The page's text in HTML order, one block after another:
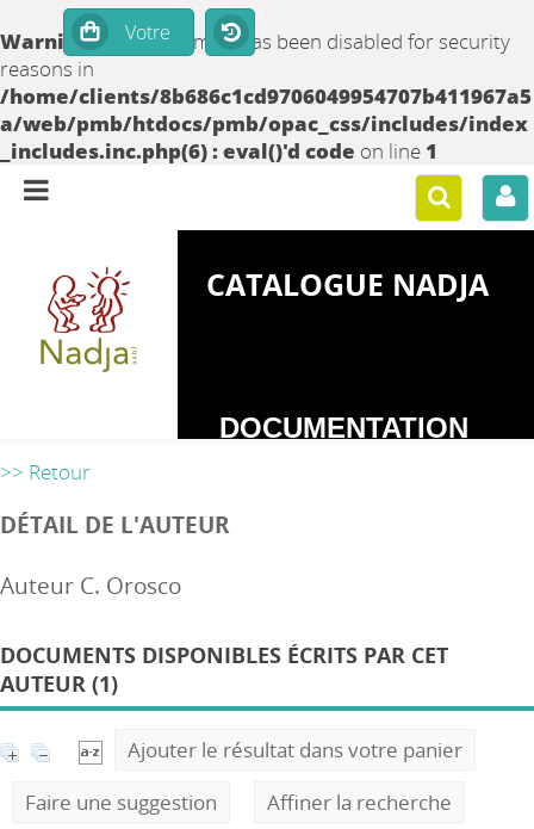
Warning: set_time_limit() has been disabled for security
reasons in
/home/clients/8b686c1cd9706049954707b411967a5
a/web/pmb/htdocs/pmb/opac_css/includes/index
_includes.inc.php(6) : eval()'d code on line 1
CATALOGUE NADJA
DOCUMENTATION
>> Retour
DÉTAIL DE L'AUTEUR
Auteur C. Orosco
DOCUMENTS DISPONIBLES ÉCRITS PAR CET
AUTEUR (1)
Ajouter le résultat dans votre panier
Faire une suggestion
Affiner la recherche